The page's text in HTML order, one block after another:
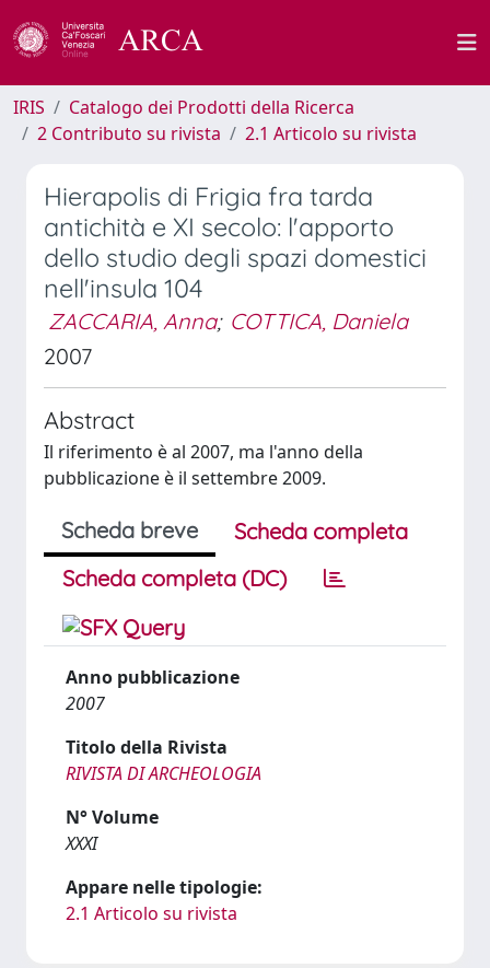
IRIS
Catalogo dei Prodotti della Ricerca
2 Contributo su rivista
2.1 Articolo su rivista
Hierapolis di Frigia fra tarda
antichità e XI secolo: l'apporto
dello studio degli spazi domestici
nell'insula 104
ZACCARIA, Anna; COTTICA, Daniela
2007
Abstract
Il riferimento è al 2007, ma l'anno della
pubblicazione è il settembre 2009.
Scheda breve
Scheda completa
Scheda completa (DC)
Anno pubblicazione
2007
Titolo della Rivista
RIVISTA DI ARCHEOLOGIA
N° Volume
XXXI
Appare nelle tipologie:
2.1 Articolo su rivista